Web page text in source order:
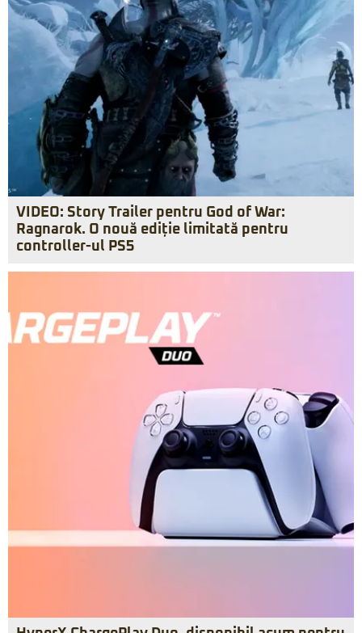
VIDEO: Story Trailer pentru God of War:
Ragnarok. O nouă ediție limitată pentru
controller-ul PS5